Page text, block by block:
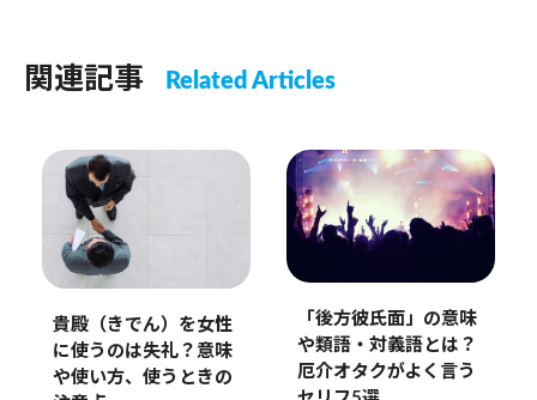
関連記事 Related Articles
貴殿（きでん）を女性
に使うのは失礼？意味
や使い方、使うときの
「後方彼氏面」の意味
や類語・対義語とは？
厄介オタクがよく言う